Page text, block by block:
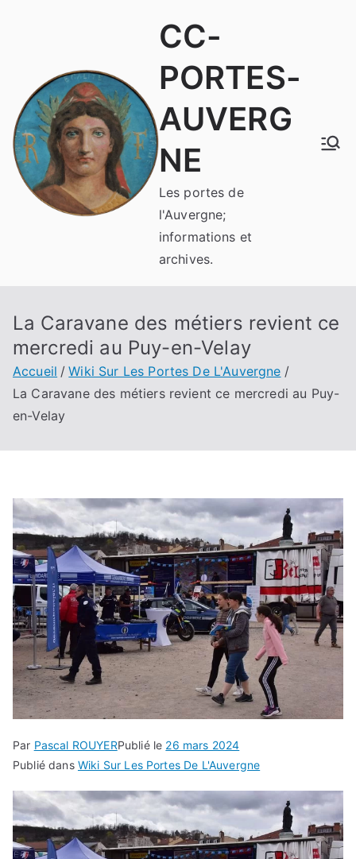
CC-
PORTES-
AUVERG
NE
Les portes de
l'Auvergne;
informations et
archives.
La Caravane des métiers revient ce
mercredi au Puy-en-Velay
Accueil
Wiki Sur Les Portes De L'Auvergne
La Caravane des métiers revient ce mercredi au Puy-
en-Velay
Par Pascal ROUYERPublié le 26 mars 2024
Publié dans Wiki Sur Les Portes De L'Auvergne